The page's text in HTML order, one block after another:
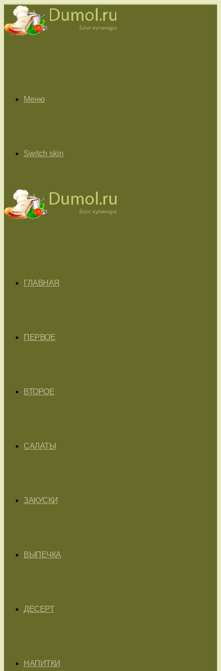
Меню
Switch skin
ГЛАВНАЯ
ПЕРВОЕ
ВТОРОЕ
САЛАТЫ
ЗАКУСКИ
ВЫПЕЧКА
ДЕСЕРТ
НАПИТКИ